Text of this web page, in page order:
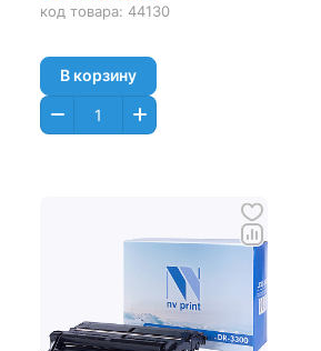
код товара:44130
В корзину